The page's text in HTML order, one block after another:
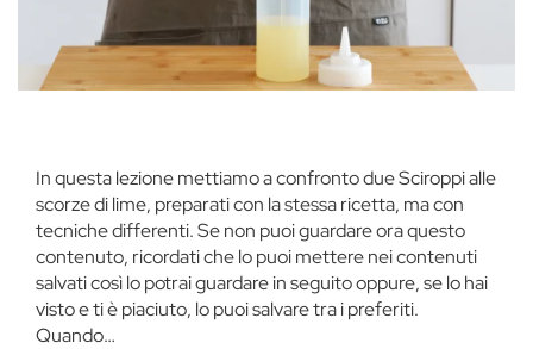
In questa lezione mettiamo a confronto due Sciroppi alle
scorze di lime, preparati con la stessa ricetta, ma con
tecniche differenti. Se non puoi guardare ora questo
contenuto, ricordati che lo puoi mettere nei contenuti
salvati così lo potrai guardare in seguito oppure, se lo hai
visto e ti è piaciuto, lo puoi salvare tra i preferiti.
Quando…